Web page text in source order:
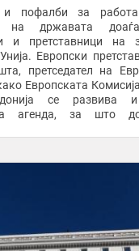
и пофалби за
на државата
и претставници на
Европски
претседател на
Европската
се развива
агенда, за што